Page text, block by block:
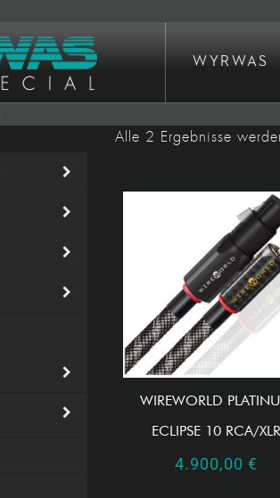
WYRWAS
Alle 2 Ergebnisse
WIREWORLD
ECLIPSE 10 RCA/XLR
4.900,00 €